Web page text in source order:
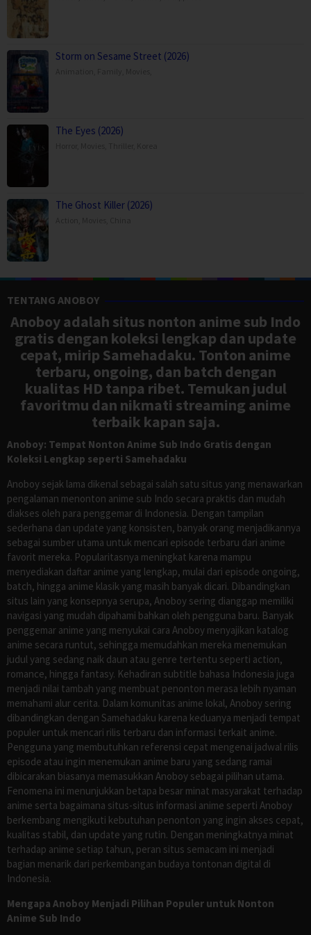
Storm on Sesame Street (2026)
The Eyes (2026)
The Ghost Killer (2026)
TENTANG ANOBOY
Anoboy adalah situs nonton anime sub Indo
gratis dengan koleksi lengkap dan update
cepat, mirip Samehadaku. Tonton anime
terbaru, ongoing, dan batch dengan
kualitas HD tanpa ribet. Temukan judul
favoritmu dan nikmati streaming anime
terbaik kapan saja.
Anoboy: Tempat Nonton Anime Sub Indo Gratis dengan
Koleksi Lengkap seperti Samehadaku
Anoboy sejak lama dikenal sebagai salah satu situs yang menawarkan
pengalaman menonton anime sub Indo secara praktis dan mudah
diakses oleh para penggemar di Indonesia. Dengan tampilan
sederhana dan update yang konsisten, banyak orang menjadikannya
sebagai sumber utama untuk mencari episode terbaru dari anime
favorit mereka. Popularitasnya meningkat karena mampu
menyediakan daftar anime yang lengkap, mulai dari episode ongoing,
batch, hingga anime klasik yang masih banyak dicari. Dibandingkan
situs lain yang konsepnya serupa, Anoboy sering dianggap memiliki
navigasi yang mudah dipahami bahkan oleh pengguna baru. Banyak
penggemar anime yang menyukai cara Anoboy menyajikan katalog
anime secara runtut, sehingga memudahkan mereka menemukan
judul yang sedang naik daun atau genre tertentu seperti action,
romance, hingga fantasy. Kehadiran subtitle bahasa Indonesia juga
menjadi nilai tambah yang membuat penonton merasa lebih nyaman
memahami alur cerita. Dalam komunitas anime lokal, Anoboy sering
dibandingkan dengan Samehadaku karena keduanya menjadi tempat
populer untuk mencari rilis terbaru dan informasi terkait anime.
Pengguna yang membutuhkan referensi cepat mengenai jadwal rilis
episode atau ingin menemukan anime baru yang sedang ramai
dibicarakan biasanya memasukkan Anoboy sebagai pilihan utama.
Fenomena ini menunjukkan betapa besar minat masyarakat terhadap
anime serta bagaimana situs-situs informasi anime seperti Anoboy
berkembang mengikuti kebutuhan penonton yang ingin akses cepat,
kualitas stabil, dan update yang rutin. Dengan meningkatnya minat
terhadap anime setiap tahun, peran situs semacam ini menjadi
bagian menarik dari perkembangan budaya tontonan digital di
Indonesia.
Mengapa Anoboy Menjadi Pilihan Populer untuk Nonton
Anime Sub Indo